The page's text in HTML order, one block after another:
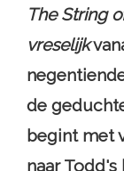
The String
vreselijk
de
begint met
naar